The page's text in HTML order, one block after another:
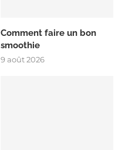
Comment faire un bon
smoothie
9 août 2026